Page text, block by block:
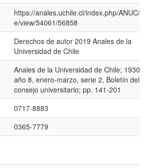
https://anales.uchile.cl/index.php/ANUC/
e/view/54061/56858
Derechos de autor 2019 Anales de la
Universidad de Chile
Anales de la Universidad de Chile; 1930:
año 8, enero-marzo, serie 2, Boletín del
consejo universitario; pp. 141-201
0717-8883
0365-7779